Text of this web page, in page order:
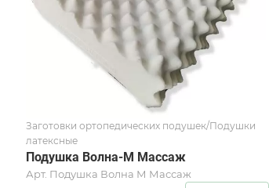
Заготовки ортопедических подушек/Подушки
латексные
Подушка Волна-М Массаж
Арт. Подушка Волна М Массаж